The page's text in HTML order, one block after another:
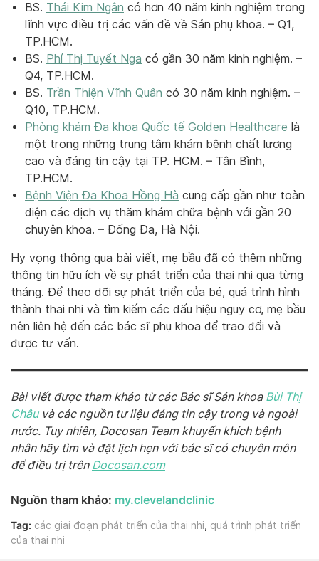
BS. Thái Kim Ngân có hơn 40 năm kinh nghiệm trong
lĩnh vực điều trị các vấn đề về Sản phụ khoa. – Q1,
TP.HCM.
BS. Phí Thị Tuyết Nga có gần 30 năm kinh nghiệm. –
Q4, TP.HCM.
BS. Trần Thiện Vĩnh Quân có 30 năm kinh nghiệm. –
Q10, TP.HCM.
Phòng khám Đa khoa Quốc tế Golden Healthcare là
một trong những trung tâm khám bệnh chất lượng
cao và đáng tin cậy tại TP. HCM. – Tân Bình,
TP.HCM.
Bệnh Viện Đa Khoa Hồng Hà cung cấp gần như toàn
diện các dịch vụ thăm khám chữa bệnh với gần 20
chuyên khoa. – Đống Đa, Hà Nội.
Hy vọng thông qua bài viết, mẹ bầu đã có thêm những
thông tin hữu ích về sự phát triển của thai nhi qua từng
tháng. Để theo dõi sự phát triển của bé, quá trình hình
thành thai nhi và tìm kiếm các dấu hiệu nguy cơ, mẹ bầu
nên liên hệ đến các bác sĩ phụ khoa để trao đổi và
được tư vấn.
Bài viết được tham khảo từ các Bác sĩ Sản khoa Bùi Thị
Châuvà các nguồn tư liệu đáng tin cậy trong và ngoài
nước. Tuy nhiên, Docosan Team khuyến khích bệnh
nhân hãy tìm và đặt lịch hẹn với bác sĩ có chuyên môn
để điều trị trên Docosan.com
Nguồn tham khảo: my.clevelandclinic
Tag: các giai đoạn phát triển của thai nhi, quá trình phát triển
của thai nhi